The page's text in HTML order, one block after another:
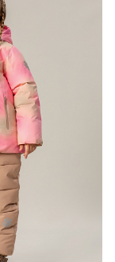
Разбейте
на части
График